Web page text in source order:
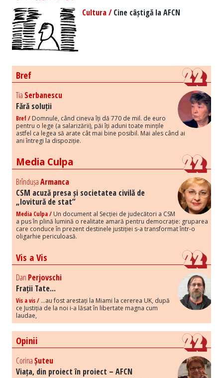
Cultura /Cine câștigă la AFCN
Bref
Tia Serbanescu
Fără soluții
Bref / Domnule, când cineva îți dă 770 de mil. de euro
pentru o lege (a salarizării), păi îți aduni toate mințile
astfel ca legea să arate cât mai bine posibil. Mai ales când ai
ani întregi la dispoziție.
Media Culpa
BrîndușaArmanca
CSM acuză presa și societatea civilă de
„lovitură de stat”
Media Culpa / Un document al Secției de judecători a CSM
a pus în plină lumină o realitate amară pentru democrație: gruparea
care conduce în prezent destinele justiției s-a transformat într-o
oligarhie periculoasă.
Vis a Vis
Dan Perjovschi
Frații Tate...
Vis a vis / ...au fost arestați la Miami la cererea UK, după
ce Justiția de la noi i-a lăsat în libertate magna cum
laudae,
Opinii
CorinaȘuteu
Viața, din proiect în proiect – AFCN